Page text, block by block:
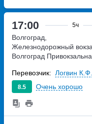
17:00 5ч
Волгоград,
Железнодорожный
Волгоград
8.5 Очень хорошо
Перевозчик: Логвин